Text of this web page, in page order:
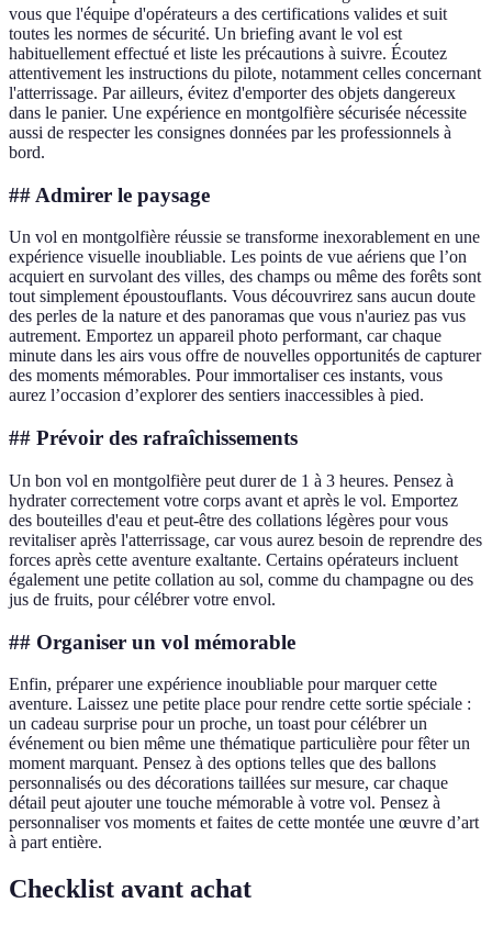
vous que l'équipe d'opérateurs a des certifications valides et suit
toutes les normes de sécurité. Un briefing avant le vol est
habituellement effectué et liste les précautions à suivre. Écoutez
attentivement les instructions du pilote, notamment celles concernant
l'atterrissage. Par ailleurs, évitez d'emporter des objets dangereux
dans le panier. Une expérience en montgolfière sécurisée nécessite
aussi de respecter les consignes données par les professionnels à
bord.
## Admirer le paysage
Un vol en montgolfière réussie se transforme inexorablement en une
expérience visuelle inoubliable. Les points de vue aériens que l’on
acquiert en survolant des villes, des champs ou même des forêts sont
tout simplement époustouflants. Vous découvrirez sans aucun doute
des perles de la nature et des panoramas que vous n'auriez pas vus
autrement. Emportez un appareil photo performant, car chaque
minute dans les airs vous offre de nouvelles opportunités de capturer
des moments mémorables. Pour immortaliser ces instants, vous
aurez l’occasion d’explorer des sentiers inaccessibles à pied.
## Prévoir des rafraîchissements
Un bon vol en montgolfière peut durer de 1 à 3 heures. Pensez à
hydrater correctement votre corps avant et après le vol. Emportez
des bouteilles d'eau et peut-être des collations légères pour vous
revitaliser après l'atterrissage, car vous aurez besoin de reprendre des
forces après cette aventure exaltante. Certains opérateurs incluent
également une petite collation au sol, comme du champagne ou des
jus de fruits, pour célébrer votre envol.
## Organiser un vol mémorable
Enfin, préparer une expérience inoubliable pour marquer cette
aventure. Laissez une petite place pour rendre cette sortie spéciale :
un cadeau surprise pour un proche, un toast pour célébrer un
événement ou bien même une thématique particulière pour fêter un
moment marquant. Pensez à des options telles que des ballons
personnalisés ou des décorations taillées sur mesure, car chaque
détail peut ajouter une touche mémorable à votre vol. Pensez à
personnaliser vos moments et faites de cette montée une œuvre d’art
à part entière.
Checklist avant achat